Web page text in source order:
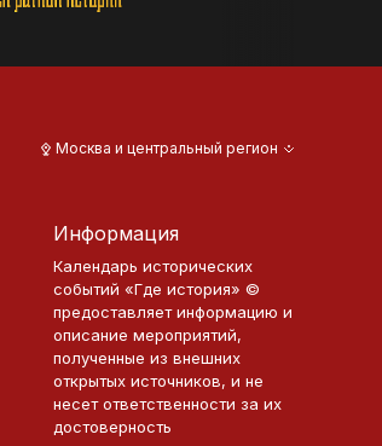
Москва и центральный регион
Информация
Календарь исторических
событий «Где история» ©
предоставляет информацию и
описание мероприятий,
полученные из внешних
открытых источников, и не
несет ответственности за их
достоверность